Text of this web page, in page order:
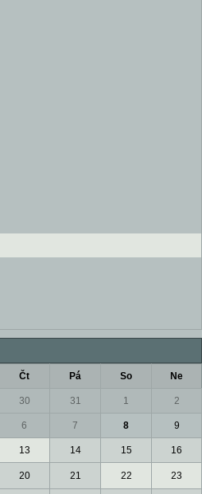
Čt Pá So Ne
30 31 1 2
6 7 8 9
13 14 15 16
20 21 22 23